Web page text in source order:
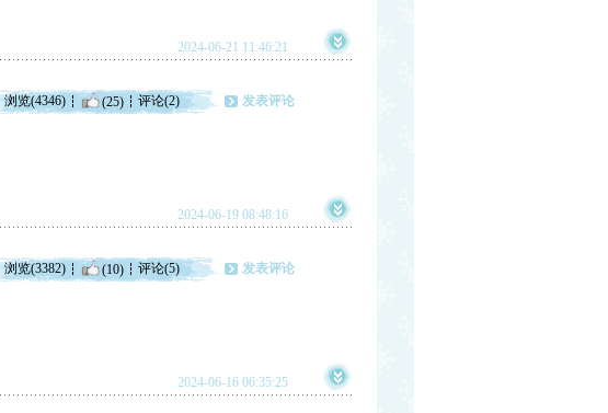
2024-06-21 11:46:21
浏览(4346) (25) 评论(2) 发表评论
2024-06-19 08:48:16
浏览(3382) (10) 评论(5) 发表评论
2024-06-16 06:35:25